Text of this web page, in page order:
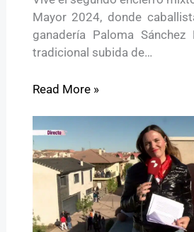
Mayor 2024, donde
ganadería Paloma
tradicional subida de…
Read More »